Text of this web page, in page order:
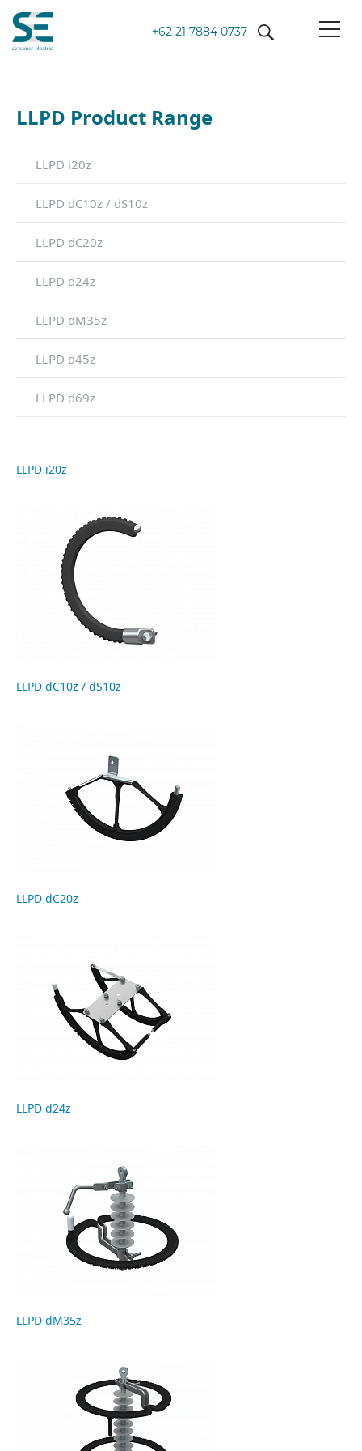
+62 21 7884 0737
LLPD i20z
LLPD dC10z / dS10z
LLPD dC20z
LLPD d24z
LLPD dM35z
LLPD d45z
LLPD d69z
LLPD Product Range
LLPD i20z
LLPD dC10z / dS10z
LLPD dC20z
LLPD d24z
LLPD dM35z